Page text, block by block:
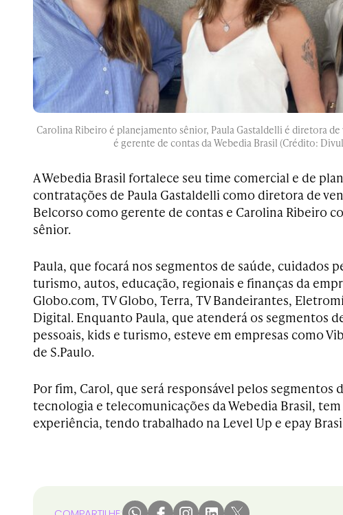
Carolina Ribeiro é planejamento sênior, Paula Gastaldelli é diretora
é gerente de contas da Webedia Brasil (Crédito:
A Webedia Brasil fortalece seu time comercial e de
contratações de Paula Gastaldelli como diretora de
Belcorso como gerente de contas e Carolina Ribeiro
sênior.
Paula, que focará nos segmentos de saúde, cuidados
turismo, autos, educação, regionais e finanças da
Globo.com, TV Globo, Terra, TV Bandeirantes,
Digital. Enquanto Paula, que atenderá os segmentos
pessoais, kids e turismo, esteve em empresas como
de S.Paulo.
Por fim, Carol, que será responsável pelos segmentos
tecnologia e telecomunicações da Webedia Brasil, tem
experiência, tendo trabalhado na Level Up e epay